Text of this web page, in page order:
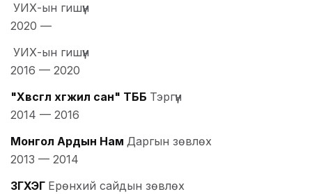
УИХ-ын гишүүн
2020 —
УИХ-ын гишүүн
2016 — 2020
"Хөвсгөл хөгжил сан" ТББ Тэргүүн
2014 — 2016
Монгол Ардын Нам Даргын зөвлөх
2013 — 2014
ЗГХЭГ Ерөнхий сайдын зөвлөх